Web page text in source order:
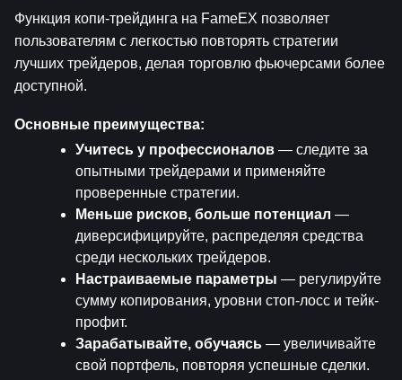
Функция копи-трейдинга на FameEX позволяет
пользователям с легкостью повторять стратегии
лучших трейдеров, делая торговлю фьючерсами более
доступной.
Основные преимущества:
Учитесь у профессионалов — следите за
опытными трейдерами и применяйте
проверенные стратегии.
Меньше рисков, больше потенциал —
диверсифицируйте, распределяя средства
среди нескольких трейдеров.
Настраиваемые параметры — регулируйте
сумму копирования, уровни стоп-лосс и тейк-
профит.
Зарабатывайте, обучаясь — увеличивайте
свой портфель, повторяя успешные сделки.